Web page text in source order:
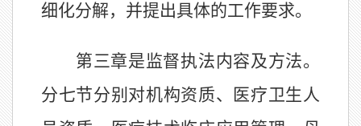
细化分解，并提出具体的工作要求。
第三章是监督执法内容及方法。
分七节分别对机构资质、医疗卫生人